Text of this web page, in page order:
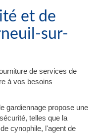
et de
sur-
de services de
à vos besoins
gardiennage propose une
telles que la
cynophile, l'agent de